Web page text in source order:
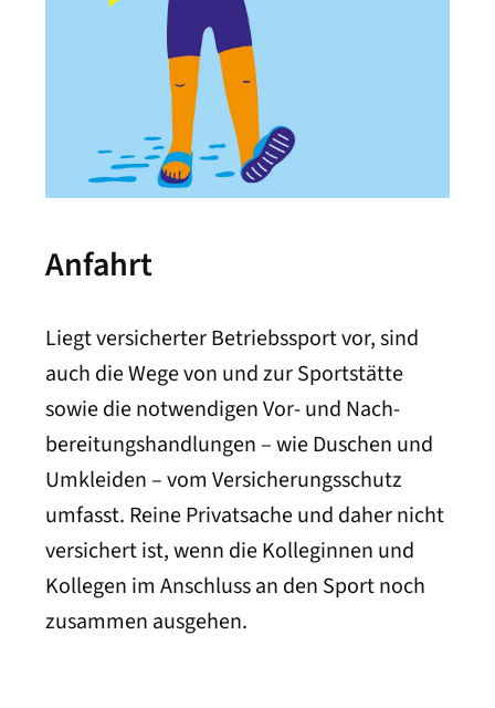
Anfahrt
Liegt versicherter Betriebs­sport vor, sind
auch die Wege von und zur Sport­stätte
sowie die notwendigen Vor- und Nach­
bereitungs­handlungen – wie Duschen und
Umkleiden – vom Versicherungs­s­chutz
umfasst. Reine Privat­sache und daher nicht
versichert ist, wenn die Kolleginnen und
Kollegen im Anschluss an den Sport noch
zusammen ausgehen.